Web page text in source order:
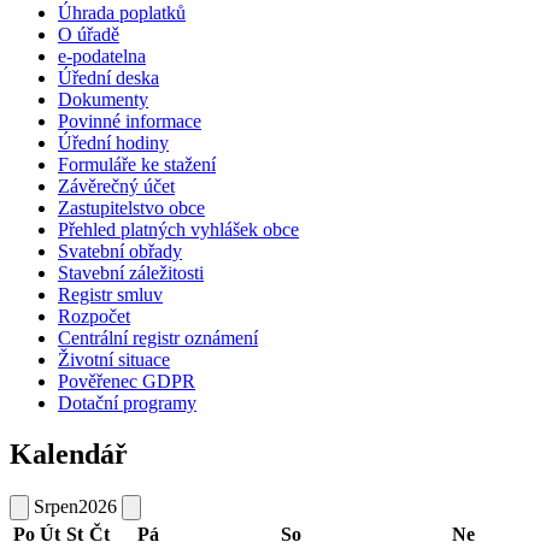
Úhrada poplatků
O úřadě
e-podatelna
Úřední deska
Dokumenty
Povinné informace
Úřední hodiny
Formuláře ke stažení
Závěrečný účet
Zastupitelstvo obce
Přehled platných vyhlášek obce
Svatební obřady
Stavební záležitosti
Registr smluv
Rozpočet
Centrální registr oznámení
Životní situace
Pověřenec GDPR
Dotační programy
Kalendář
Srpen2026
Po Út St Čt Pá So Ne